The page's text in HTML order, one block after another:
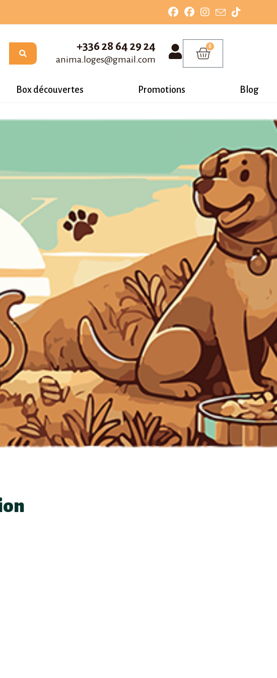
+336 28 64 29 24
anima.loges@gmail.com
0
Box découvertes Promotions Blog